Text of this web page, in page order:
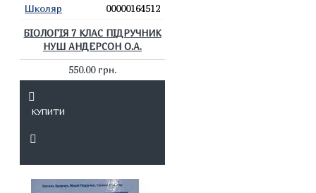
Школяр 00000164512
БІОЛОГІЯ 7 КЛАС ПІДРУЧНИК
НУШ АНДЕРСОН О.А.
550.00 грн.
КУПИТИ